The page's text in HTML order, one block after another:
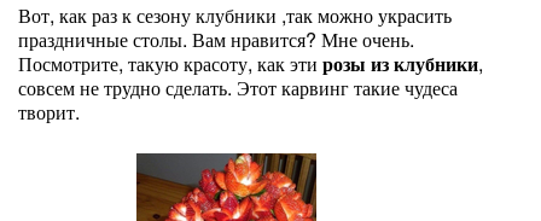
Вот, как раз к сезону клубники ,так можно украсить
праздничные столы. Вам нравится? Мне очень.
Посмотрите, такую красоту, как эти розы из клубники,
совсем не трудно сделать. Этот карвинг такие чудеса
творит.